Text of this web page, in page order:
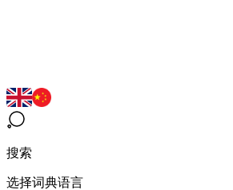
搜索
选择词典语言